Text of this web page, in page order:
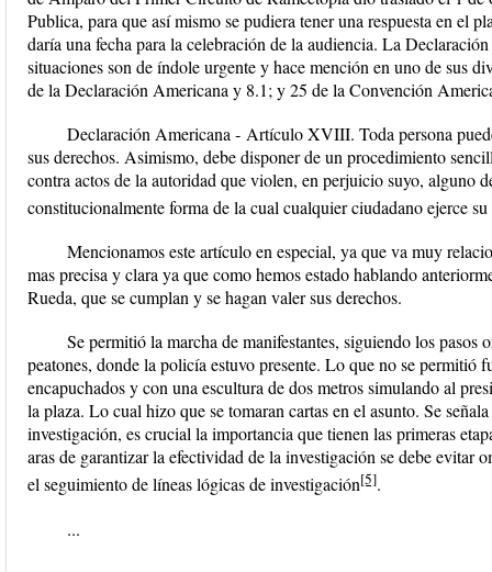
Publica, para que así mismo se pudiera tener una respuesta en el
daría una fecha para la celebración de la audiencia. La
situaciones son de índole urgente y hace mención en uno de
de la Declaración Americana y 8.1; y 25 de la Convención
Declaración Americana ‐ Artículo XVIII. Toda persona
sus derechos. Asimismo, debe disponer de un procedimiento
contra actos de la autoridad que violen, en perjuicio suyo, alguno
constitucionalmente forma de la cual cualquier ciudadano ejerce
Mencionamos este artículo en especial, ya que va muy
mas precisa y clara ya que como hemos estado hablando
Rueda, que se cumplan y se hagan valer sus derechos.
Se permitió la marcha de manifestantes, siguiendo los pasos
peatones, donde la policía estuvo presente. Lo que no se permitió
encapuchados y con una escultura de dos metros simulando al
la plaza. Lo cual hizo que se tomaran cartas en el asunto. Se
investigación, es crucial la importancia que tienen las primeras
aras de garantizar la efectividad de la investigación se debe evitar
el seguimiento de líneas lógicas de investigación[5].
...